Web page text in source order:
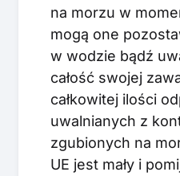
na morzu w
mogą one
w wodzie bądź
całość swojej
całkowitej ilości
uwalnianych z
zgubionych na
UE jest mały i